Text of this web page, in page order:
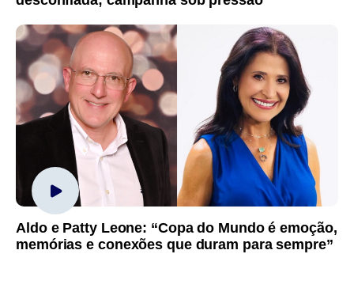
Aldo e Patty Leone: “Copa do Mundo é emoção,
memórias e conexões que duram para sempre”